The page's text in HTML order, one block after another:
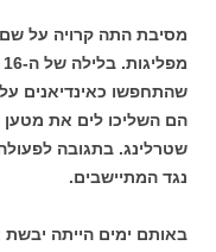
מסיבת התה קרויה על שם
שהתחפשו כאינדיאנים
שטרלינג. בתגובה
נגד המתיישבים.
באותם ימים הייתה יבשת